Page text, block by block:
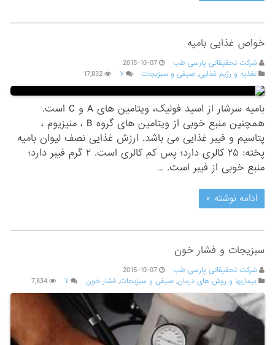
خواص غذایی بامیه
شرکت تحقیقاتی پارسی طب
2015-10-07
تغذیه و رژیم غذایی,صیفی و سبزیجات ۷ 17,832
بامیه سرشار از اسید فولیک، ویتامین های A و C است.
همچنین منبع خوبی از ویتامین های گروه B ، منیزیوم ،
پتاسیم و فیبر غذایی می باشد. ارزش غذایی نصف لیوان بامیه
پخته: ۲۵ کالری دارد؛ پس کم کالری است. ۲ گرم فیبر دارد؛
منبع خوبی از فیبر است. …
ادامه نوشته »
سبزیجات و فشار خون
شرکت تحقیقاتی پارسی طب
2015-10-07
بیماریها و روش های درمان,صیفی و سبزیجات,فشار خون ۷ 7,834